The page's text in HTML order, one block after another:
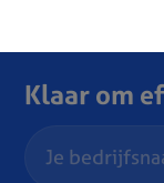
Klaar om